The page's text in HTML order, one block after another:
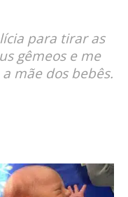
para tirar as
gêmeos e me
mãe dos bebês.